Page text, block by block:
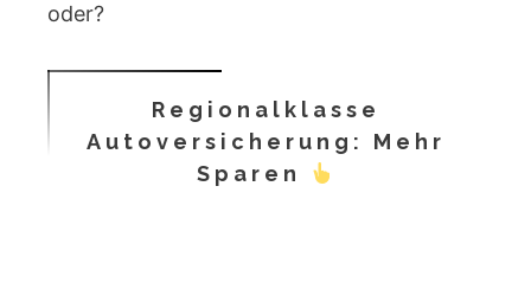
oder?
Regionalklasse
Autoversicherung: Mehr
Sparen